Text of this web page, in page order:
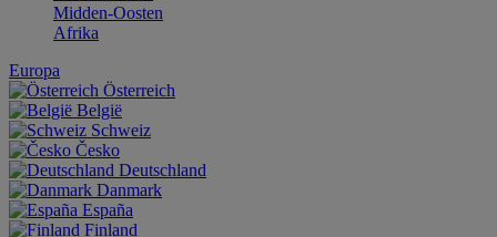
Midden-Oosten
Afrika
Europa
Österreich
België
Schweiz
Česko
Deutschland
Danmark
España
Finland